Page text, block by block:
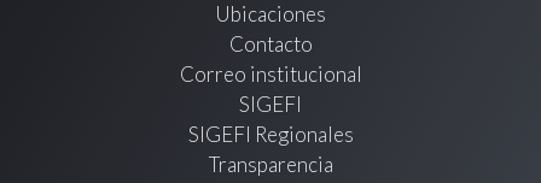
Ubicaciones
Contacto
Correo institucional
SIGEFI
SIGEFI Regionales
Transparencia